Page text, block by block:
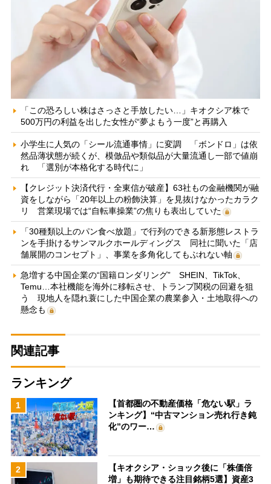
「この恐ろしい株はさっさと手放したい…」キオクシア株で
500万円の利益を出した女性が“夢よもう一度”と再購入
小学生に人気の「シール流通事情」に変調 「ボンドロ」は依
然品薄状態が続くが、模倣品や類似品が大量流通し一部で値崩
れ 「選別が本格化する時代に」
【クレジット決済代行・全東信が破産】63社もの金融機関が融
資をしながら「20年以上の粉飾決算」を見抜けなかったカラク
リ 営業現場では“自転車操業”の焦りも表出していた
「30種類以上のパン食べ放題」で行列のできる新形態レストラ
ンを手掛けるサンマルクホールディングス 同社に聞いた「店
舗展開のコンセプト」、事業を多角化してもぶれない軸
急増する中国企業の“国籍ロンダリング” SHEIN、TikTok、
Temu…本社機能を海外に移転させ、トランプ関税の回避を狙
う 現地人を隠れ蓑にした中国企業の農業参入・土地取得への
懸念も
関連記事
ランキング
1
【首都圏の不動産価格「危ない駅」ラ
ンキング】“中古マンション売れ行き鈍
化”のワー…
2
【キオクシア・ショック後に「株価倍
増」も期待できる注目銘柄5選】資産3